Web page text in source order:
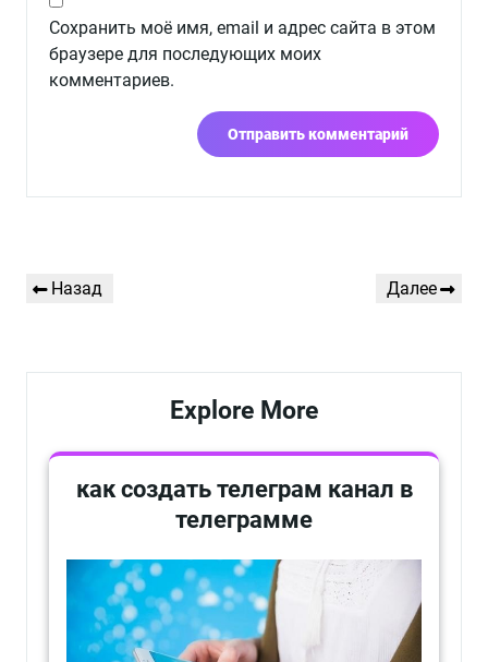
Сохранить моё имя, email и адрес сайта в этом
браузере для последующих моих
комментариев.
Навигация
Предыдущая
Назад
Следующая
Далее
Explore More
как создать телеграм канал в
телеграмме